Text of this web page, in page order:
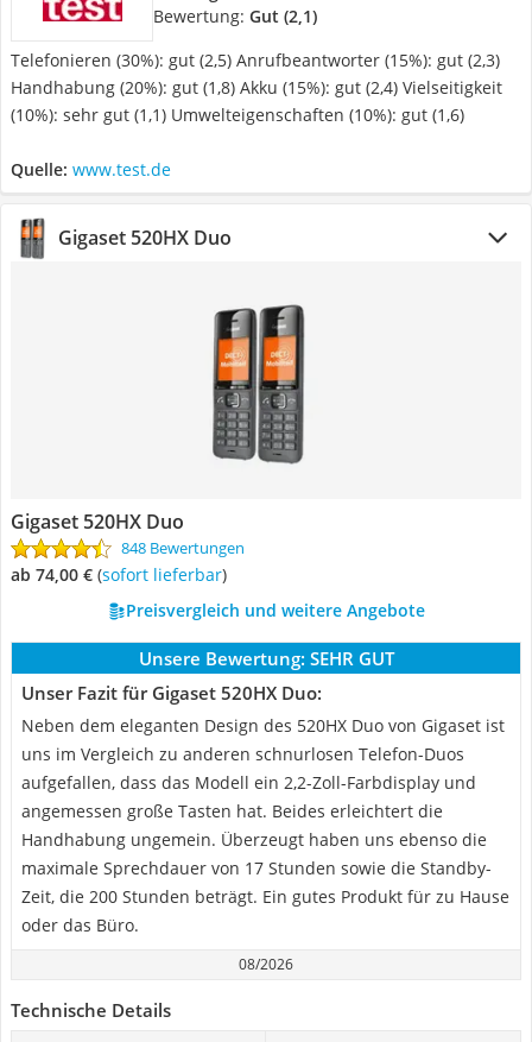
Bewertung: Gut (2,1)
Telefonieren (30%): gut (2,5) Anrufbeantworter (15%): gut (2,3)
Handhabung (20%): gut (1,8) Akku (15%): gut (2,4) Vielseitigkeit
(10%): sehr gut (1,1) Umwelteigenschaften (10%): gut (1,6)
Quelle: www.test.de
Gigaset 520HX Duo
Gigaset 520HX Duo
848 Bewertungen
ab 74,00 € ( Sofort lieferbar)
Preisvergleich und weitere Angebote
Unsere Bewertung: SEHR GUT
Unser Fazit für Gigaset 520HX Duo:
Neben dem eleganten Design des 520HX Duo von Gigaset ist
uns im Vergleich zu anderen schnurlosen Telefon-Duos
aufgefallen, dass das Modell ein 2,2-Zoll-Farbdisplay und
angemessen große Tasten hat. Beides erleichtert die
Handhabung ungemein. Überzeugt haben uns ebenso die
maximale Sprechdauer von 17 Stunden sowie die Standby-
Zeit, die 200 Stunden beträgt. Ein gutes Produkt für zu Hause
oder das Büro.
08/2026
Technische Details